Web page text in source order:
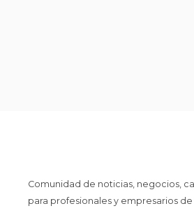
Comunidad de noticias, negocios,
para profesionales y empresarios